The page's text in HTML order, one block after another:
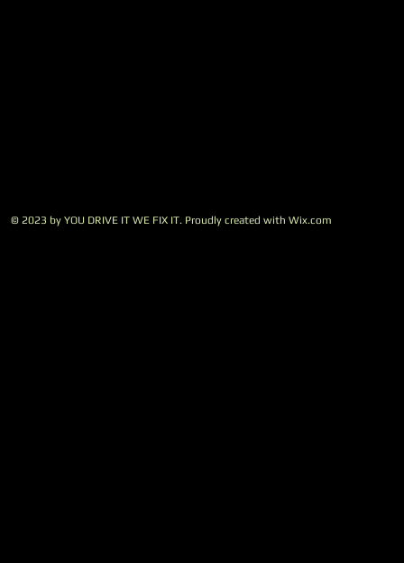
© 2023 by YOU DRIVE IT WE FIX IT.​ Proudly created with Wix.com